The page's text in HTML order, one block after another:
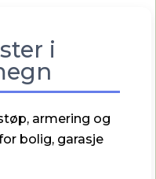
i
armering og
bolig, garasje